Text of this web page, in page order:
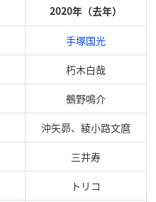
2020年（去年）
手塚国光
朽木白哉
鵺野鳴介
沖矢昴、綾小路文麿
三井寿
トリコ